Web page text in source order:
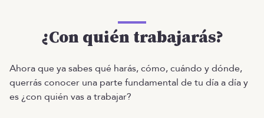
¿Con quién trabajarás?
Ahora que ya sabes qué harás, cómo, cuándo y dónde,
querrás conocer una parte fundamental de tu día a día y
es ¿con quién vas a trabajar?